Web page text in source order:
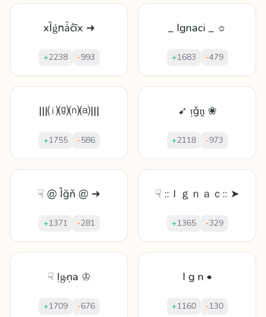
xȈǵոǡĉīx ➜
+2238 -993
_ Ignaci _ ☼
+1683 -479
|||⒤⒢⒩⒜|||
+1755 -586
➹ ᴉǧṋ ❀
+2118 -973
☟ @ Ȉğň @ ➜
+1371 -281
☟ ::Ｉｇｎａｃ:: ➤
+1365 -329
☟ Ịᶃṇа ♔
+1709 -676
I g n •
+1160 -130